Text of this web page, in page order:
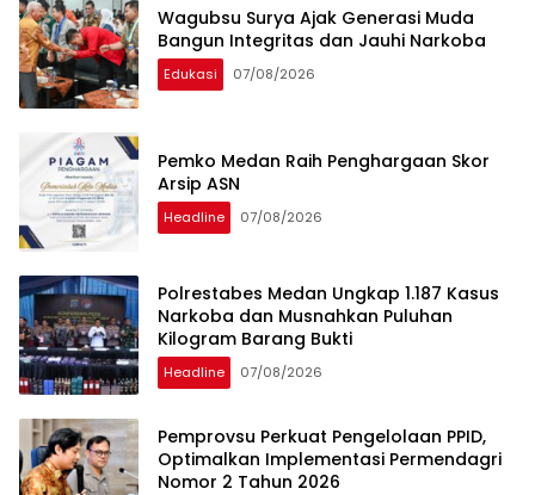
Wagubsu Surya Ajak Generasi Muda
Bangun Integritas dan Jauhi Narkoba
Edukasi 07/08/2026
Pemko Medan Raih Penghargaan Skor
Arsip ASN
Headline 07/08/2026
Polrestabes Medan Ungkap 1.187 Kasus
Narkoba dan Musnahkan Puluhan
Kilogram Barang Bukti
Headline 07/08/2026
Pemprovsu Perkuat Pengelolaan PPID,
Optimalkan Implementasi Permendagri
Nomor 2 Tahun 2026